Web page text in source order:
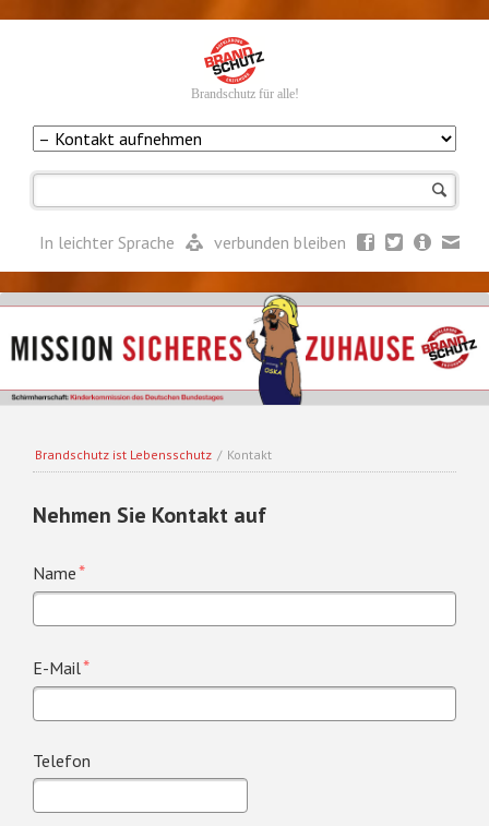
Brandschutz für alle!
In leichter Sprache verbunden bleiben
Brandschutz ist Lebensschutz / Kontakt
Nehmen Sie Kontakt auf
Pflichtfeld
Name*
Pflichtfeld
E-Mail*
Telefon